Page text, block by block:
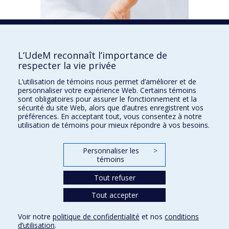
Perspectives d’emploi
Confidentialité Conditions d’utilisation Paramètres des témoins
L’UdeM reconnaît l’importance de
respecter la vie privée
L’utilisation de témoins nous permet d’améliorer et de
personnaliser votre expérience Web. Certains témoins
sont obligatoires pour assurer le fonctionnement et la
sécurité du site Web, alors que d’autres enregistrent vos
préférences. En acceptant tout, vous consentez à notre
utilisation de témoins pour mieux répondre à vos besoins.
Personnaliser les
témoins
>
Tout refuser
Tout accepter
Voir notre politique de confidentialité et nos conditions
d’utilisation.